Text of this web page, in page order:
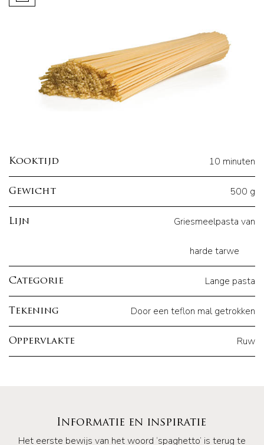
Kooktijd 10 minuten
Gewicht 500 g
Lijn Griesmeelpasta van
harde tarwe
Categorie Lange pasta
Tekening Door een teflon mal getrokken
Oppervlakte Ruw
Informatie en inspiratie
Het eerste bewijs van het woord ‘spaghetto’ is terug te